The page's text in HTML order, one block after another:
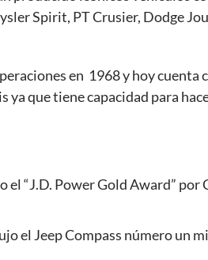
Spirit, PT Crusier, Dodge
en 1968 y hoy cuenta
que tiene capacidad para
“J.D. Power Gold Award”
el Jeep Compass número un